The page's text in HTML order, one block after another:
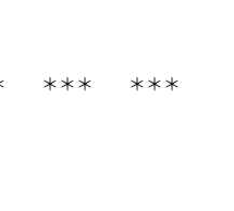
＊＊＊